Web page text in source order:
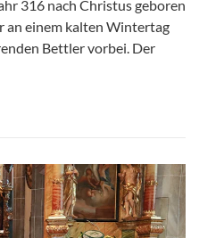
316 nach Christus geboren
an einem kalten Wintertag
Bettler vorbei. Der